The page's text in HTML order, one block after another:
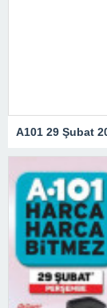
A101 29 Şubat